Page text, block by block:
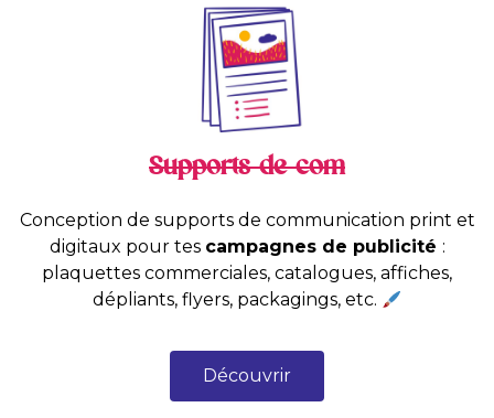
Supports de com
Conception de supports de communication print et
digitaux pour tes campagnes de publicité :
plaquettes commerciales, catalogues, affiches,
dépliants, flyers, packagings, etc.
Découvrir